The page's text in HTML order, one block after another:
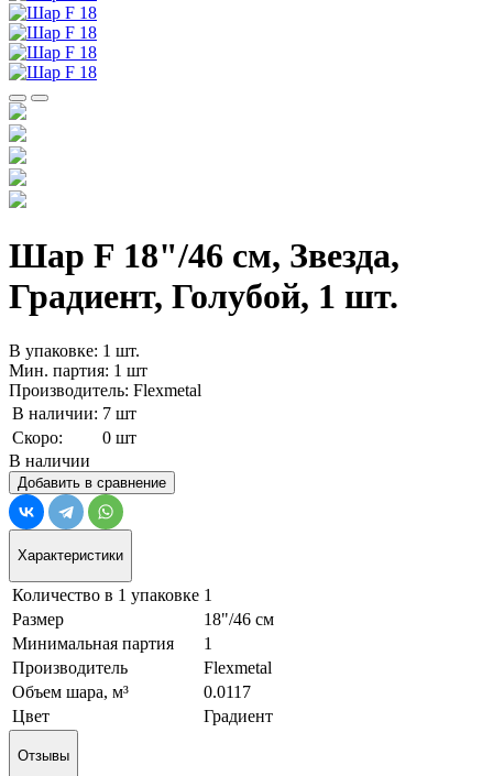
Шар F 18"/46 см, Звезда,
Градиент, Голубой, 1 шт.
В упаковке: 1 шт.
Мин. партия: 1 шт
Производитель: Flexmetal
В наличии: 7 шт
Скоро:
0 шт
В наличии
Добавить в сравнение
Характеристики
Количество в 1 упаковке 1
Размер
18"/46 см
Минимальная партия
1
Производитель
Flexmetal
Объем шара, м³
0.0117
Цвет
Градиент
Отзывы